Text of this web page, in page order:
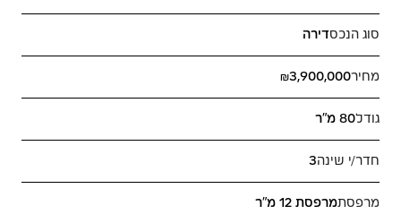
סוג הנכסדירה
מחיר₪3,900,000
גודל80 מ"ר
חדר/י שינה3
מרפסתמרפסת 12 מ"ר